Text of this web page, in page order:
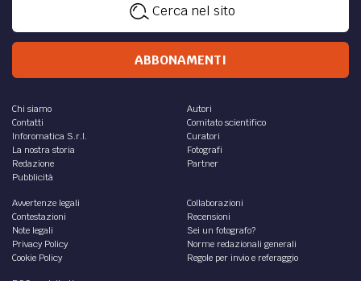
Cerca nel sito
ABBONAMENTI
Chi siamo
Contatti
Inforomatica S.r.l.
La nostra storia
Redazione
Pubblicità
Autori
Comitato scientifico
Curatori
Fotografi
Partner
Avvertenze legali
Contestazioni
Note legali
Privacy Policy
Cookie Policy
Collaborazioni
Recensioni
Sei un fotografo?
Norme redazionali generali
Regole per invio e referaggio